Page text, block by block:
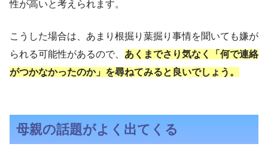
性が高いと考えられます。
こうした場合は、あまり根掘り葉掘り事情を聞いても嫌が
られる可能性があるので、 あくまでさり気なく「何で連絡
がつかなかったのか」を尋ねてみると良いでしょう。
母親の話題がよく出てくる